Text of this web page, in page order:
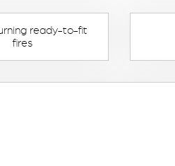
ready-to-fit
fires